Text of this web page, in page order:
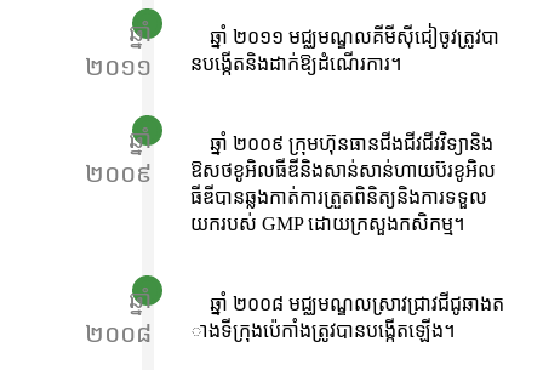
ឆ្នាំ
២០១១
ឆ្នាំ ២០១១ មជ្ឈមណ្ឌលគីមីស៊ីជៀចូវត្រូវបា
នបង្កើតនិងដាក់ឱ្យដំណើរការ។
ឆ្នាំ
២០០៩
ឆ្នាំ ២០០៩ ក្រុមហ៊ុនធានជីងជីវជីវវិទ្យានិង
ឱសថខូអិលធីឌីនិងសាន់សាន់ហាយប៊រខូអិល
ធីឌីបានឆ្លងកាត់ការត្រួតពិនិត្យនិងការទទួល
យករបស់ GMP ដោយក្រសួងកសិកម្ម។
ឆ្នាំ
២០០៨
ឆ្នាំ ២០០៨ មជ្ឈមណ្ឌលស្រាវជ្រាវជីជូឆាងត
ាងទីក្រុងប៉េកាំងត្រូវបានបង្កើតឡើង។